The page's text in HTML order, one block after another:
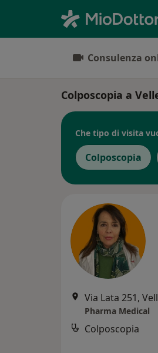
Consulenza
Colposcopia a
Che tipo di visita
Colposcopia
Via Lata 251,
Pharma Medical
Colposcopia